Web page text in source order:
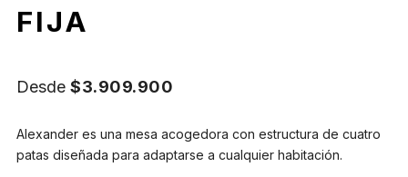
FIJA
Desde $3.909.900
Alexander es una mesa acogedora con estructura de cuatro
patas diseñada para adaptarse a cualquier habitación.